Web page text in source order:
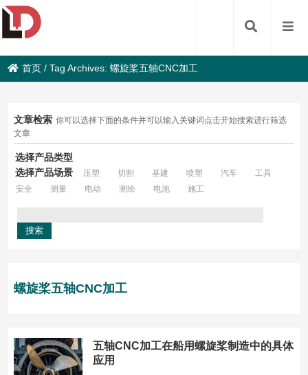
首页 /Tag Archives: 螺旋桨五轴CNC加工
文章检索 你可以选择下面的条件并可以输入关键词点击开始搜索进行筛选
文章
选择产品类型
选择产品场景
压塑 切割 基建 喷塑 汽车
工具
安全
测量 电动 测绘 电池 施工
螺旋桨五轴CNC加工
五轴CNC加工在船用螺旋桨制造中的具体
应用